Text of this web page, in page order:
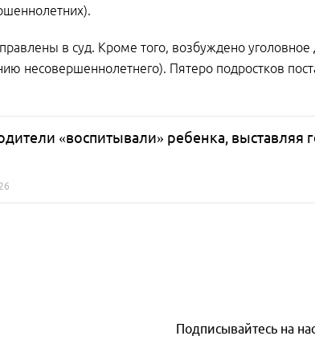
в суд. Кроме того, возбуждено уголовное
несовершеннолетнего). Пятеро подростков
«воспитывали» ребенка, выставляя
Подписывайтесь на